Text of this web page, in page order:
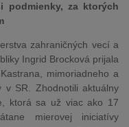
za ktorých
zahraničných vecí a
Ingrid Brocková prijala
mimoriadneho a
v SR. Zhodnotili aktuálny
ktorá sa už viac ako 17
mierovej iniciatívy